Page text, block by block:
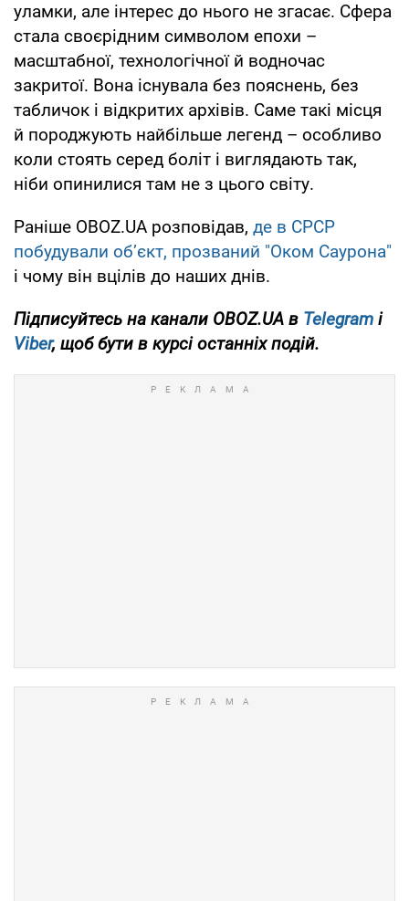
уламки, але інтерес до нього не згасає. Сфера
стала своєрідним символом епохи –
масштабної, технологічної й водночас
закритої. Вона існувала без пояснень, без
табличок і відкритих архівів. Саме такі місця
й породжують найбільше легенд – особливо
коли стоять серед боліт і виглядають так,
ніби опинилися там не з цього світу.
Раніше OBOZ.UA розповідав, де в СРСР
побудували об’єкт, прозваний "Оком Саурона"
і чому він вцілів до наших днів.
Підписуйтесь на канали OBOZ.UA в Telegram і
Viber, щоб бути в курсі останніх подій.